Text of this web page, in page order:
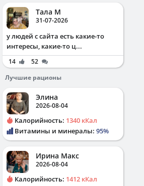
Тала М
31-07-2026
у людей с сайта есть какие-то
интересы, какие-то ц...
14
52
Лучшие рационы
Элина
2026-08-04
Калорийность: 1340 кКал
Витамины и минералы: 95%
Ирина Макс
2026-08-04
Калорийность: 1412 кКал